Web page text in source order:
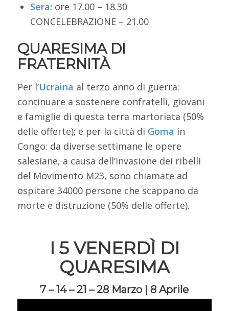
Sera: ore 17.00 – 18.30
CONCELEBRAZIONE – 21.00
QUARESIMA DI
FRATERNITÀ
Per l’Ucraina al terzo anno di guerra:
continuare a sostenere confratelli, giovani
e famiglie di questa terra martoriata (50%
delle offerte); e per la città di Goma in
Congo: da diverse settimane le opere
salesiane, a causa dell’invasione dei ribelli
del Movimento M23, sono chiamate ad
ospitare 34000 persone che scappano da
morte e distruzione (50% delle offerte).
I 5 VENERDÌ DI
QUARESIMA
7 – 14 – 21 – 28 Marzo | 8 Aprile